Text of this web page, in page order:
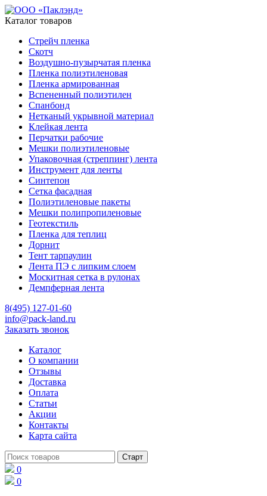
Каталог товаров
Стрейч пленка
Скотч
Воздушно-пузырчатая пленка
Пленка полиэтиленовая
Пленка армированная
Вспененный полиэтилен
Спанбонд
Нетканый укрывной материал
Клейкая лента
Перчатки рабочие
Мешки полиэтиленовые
Упаковочная (стреппинг) лента
Инструмент для ленты
Синтепон
Сетка фасадная
Полиэтиленовые пакеты
Мешки полипропиленовые
Геотекстиль
Пленка для теплиц
Дорнит
Тент тарпаулин
Лента ПЭ с липким слоем
Москитная сетка в рулонах
Демпферная лента
8(495) 127-01-60
info@pack-land.ru
Заказать звонок
Каталог
О компании
Отзывы
Доставка
Оплата
Статьи
Акции
Контакты
Карта сайта
0
0